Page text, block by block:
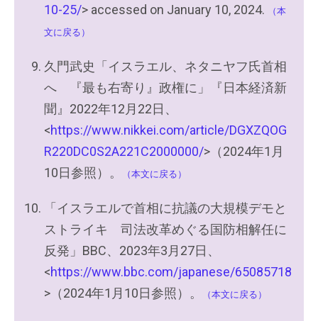
10-25/> accessed on January 10, 2024.
（本
文に戻る）
久門武史「イスラエル、ネタニヤフ氏首相
へ 『最も右寄り』政権に」『日本経済新
聞』2022年12月22日、
<https://www.nikkei.com/article/DGXZQOG
R220DC0S2A221C2000000/>（2024年1月
10日参照）。
（本文に戻る）
「イスラエルで首相に抗議の大規模デモと
ストライキ 司法改革めぐる国防相解任に
反発」BBC、2023年3月27日、
<https://www.bbc.com/japanese/65085718
>（2024年1月10日参照）。
（本文に戻る）